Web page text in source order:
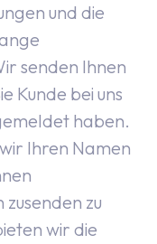
und die
senden Ihnen
Kunde bei uns
haben.
Ihren Namen
zu
wir die